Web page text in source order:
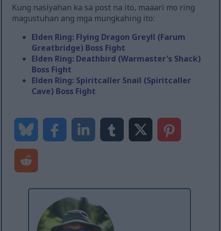
Kung nasiyahan ka sa post na ito, maaari mo ring
magustuhan ang mga mungkahing ito:
Elden Ring: Flying Dragon Greyll (Farum
Greatbridge) Boss Fight
Elden Ring: Deathbird (Warmaster's Shack)
Boss Fight
Elden Ring: Spiritcaller Snail (Spiritcaller
Cave) Boss Fight